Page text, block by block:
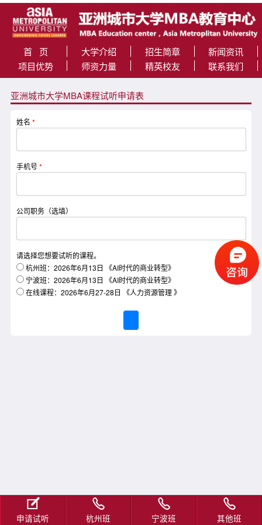
首 页 大学介绍 招生简章
新闻资讯
项目优势
师资力量 精英校友 联系我们
亚洲城市大学MBA课程试听申请表
姓名 *
手机号*
公司职务（选填）
请选择您想要试听的课程。
杭州班：2026年6月13日 《AI时代的商业转型》
宁波班：2026年6月13日 《AI时代的商业转型》
在线课程：2026年6月27-28日 《人力资源管理 》
申请试听 杭州班 宁波班 其他班